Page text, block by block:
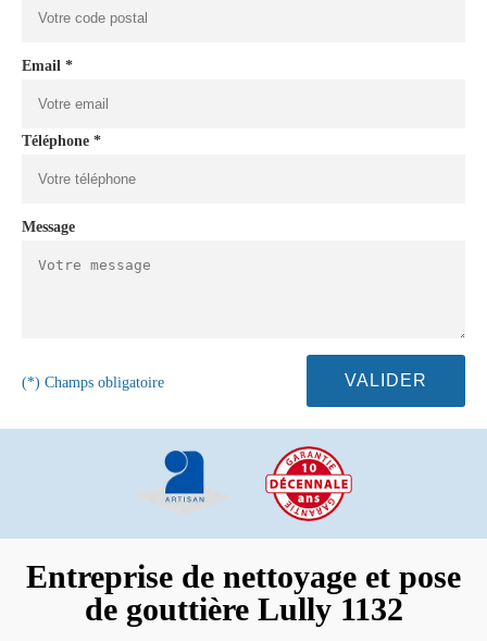
Email *
Téléphone *
Message
(*) Champs obligatoire
Entreprise de nettoyage et pose
de gouttière Lully 1132